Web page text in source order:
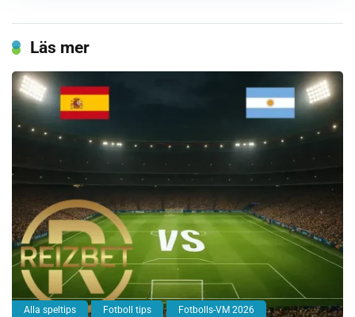
Läs mer
Alla speltips Fotboll tips Fotbolls-VM 2026